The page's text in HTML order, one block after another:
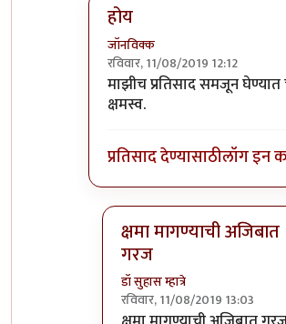
होय
जॉनविक्क
रविवार, 11/08/2019 12:12
In reply toप्रतिसादांची
माझीच प्रतिसाद समजून
क्षमस्व.
प्रतिसाद देण्यासाठीलॉग इन
क्षमा मागण्याची अजिबात
गरज
डॉ सुहास म्हात्रे
रविवार, 11/08/2019 13:03